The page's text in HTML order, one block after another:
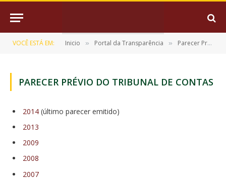
VOCÊ ESTÁ EM: Inicio » Portal da Transparência » Parecer Prévio e Julgamento de Contas
PARECER PRÉVIO DO TRIBUNAL DE CONTAS
2014 (último parecer emitido)
2013
2009
2008
2007